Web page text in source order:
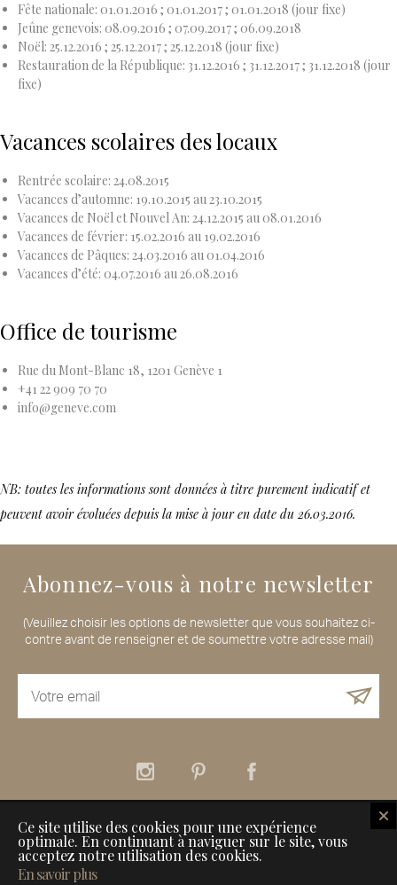
Fête nationale: 01.01.2016 ; 01.01.2017 ; 01.01.2018 (jour fixe)
Jeûne genevois: 08.09.2016 ; 07.09.2017 ; 06.09.2018
Noël: 25.12.2016 ; 25.12.2017 ; 25.12.2018 (jour fixe)
Restauration de la République: 31.12.2016 ; 31.12.2017 ; 31.12.2018 (jour
fixe)
Vacances scolaires des locaux
Rentrée scolaire: 24.08.2015
Vacances d’automne: 19.10.2015 au 23.10.2015
Vacances de Noël et Nouvel An: 24.12.2015 au 08.01.2016
Vacances de février: 15.02.2016 au 19.02.2016
Vacances de Pâques: 24.03.2016 au 01.04.2016
Vacances d’été: 04.07.2016 au 26.08.2016
Office de tourisme
Rue du Mont-Blanc 18, 1201 Genève 1
+41 22 909 70 70
info@geneve.com
NB: toutes les informations sont données à titre purement indicatif et
peuvent avoir évoluées depuis la mise à jour en date du 26.03.2016.
Abonnez-vous à notre newsletter
(Veuillez choisir les options de newsletter que vous souhaitez ci-
contre avant de renseigner et de soumettre votre adresse mail)
À propos Nos services
Nos Maisons de Voyageurs
Comment référencer son établissement sur Inspiration for Travellers
Ce site utilise des cookies pour une expérience
optimale. En continuant à naviguer sur le site, vous
acceptez notre utilisation des cookies.
En savoir plus